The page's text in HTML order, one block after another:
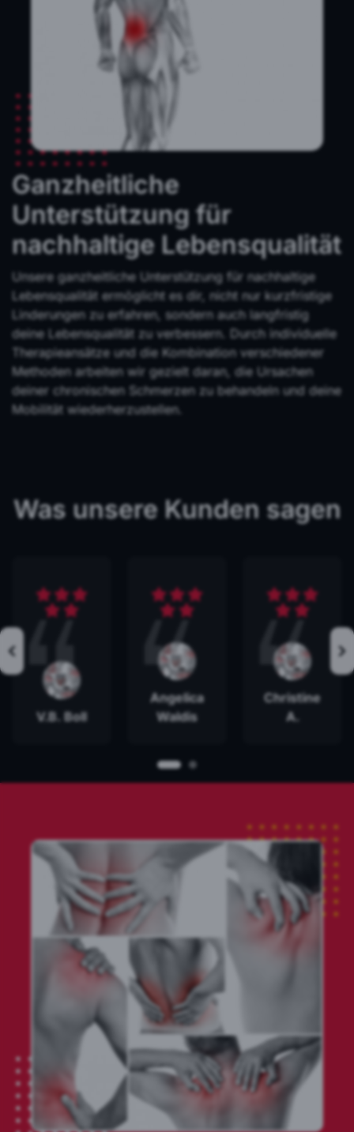
Ganzheitliche
Unterstützung für
nachhaltige Lebensqualität
Unsere ganzheitliche Unterstützung für nachhaltige
Lebensqualität ermöglicht es dir, nicht nur kurzfristige
Linderungen zu erfahren, sondern auch langfristig
deine Lebensqualität zu verbessern. Durch individuelle
Therapieansätze und die Kombination verschiedener
Methoden arbeiten wir gezielt daran, die Ursachen
deiner chronischen Schmerzen zu behandeln und deine
Mobilität wiederherzustellen.
Was unsere Kunden sagen
V.B. Boll
Angelica
Waldis
Christine
A.